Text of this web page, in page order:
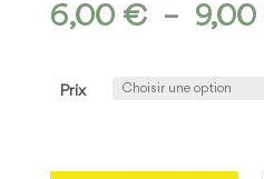
6,00 € – 9,00
Prix